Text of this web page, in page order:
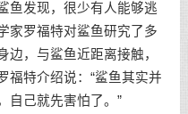
发现，很少有人能够逃
家罗福特对鲨鱼研究了多
边，与鲨鱼近距离接触，
福特介绍说：“鲨鱼其实并
自己就先害怕了。”